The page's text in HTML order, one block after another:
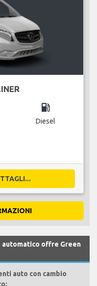
local_gas_station
Diesel
automatico offre Green
auto con cambio